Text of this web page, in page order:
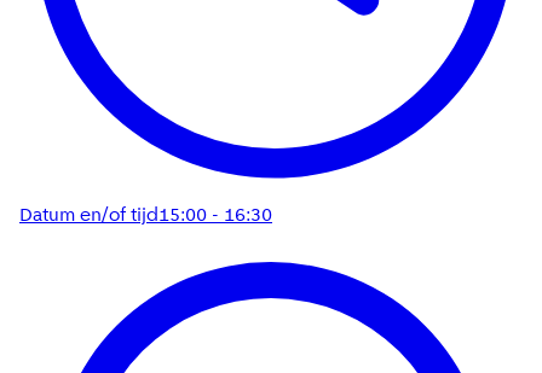
Datum en/of tijd15:00 - 16:30